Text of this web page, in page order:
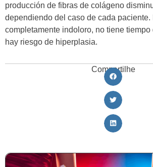
producción de fibras de colágeno
dependiendo del caso de cada paciente.
completamente indoloro, no tiene
hay riesgo de hiperplasia.
Compartilhe